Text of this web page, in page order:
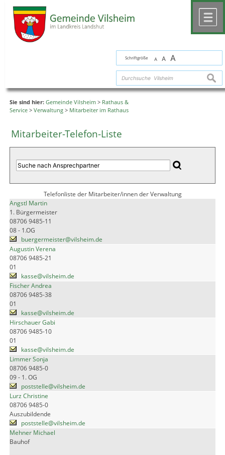
Schriftgröße A A A
Sie sind hier: Gemeinde Vilsheim > Rathaus &
Service > Verwaltung > Mitarbeiter im Rathaus
Mitarbeiter-Telefon-Liste
Telefonliste der Mitarbeiter/innen der Verwaltung
Angstl Martin
1. Bürgermeister
08706 9485-11
08 - 1.OG
buergermeister@vilsheim.de
Augustin Verena
08706 9485-21
01
kasse@vilsheim.de
Fischer Andrea
08706 9485-38
01
kasse@vilsheim.de
Hirschauer Gabi
08706 9485-10
01
kasse@vilsheim.de
Limmer Sonja
08706 9485-0
09 - 1. OG
poststelle@vilsheim.de
Lurz Christine
08706 9485-0
Auszubildende
poststelle@vilsheim.de
Mehner Michael
Bauhof